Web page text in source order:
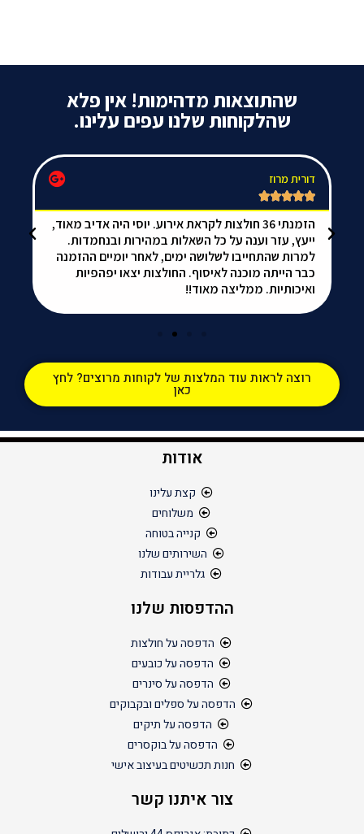
שהתוצאות מדהימות! אין פלא
שהלקוחות שלנו עפים עלינו.
דורית מרוז





הזמנתי 36 חולצות לקראת אירוע. יוסי היה אדיב מאוד,
ייעץ, עזר וענה על כל השאלות במהירות ובנחמדות.
למרות שהתחייבו לשלושה ימים, לאחר יומיים ההזמנה
כבר הייתה מוכנה לאיסוף. החולצות יצאו יפהפיות
ואיכותיות. ממליצה מאוד!!
רוצה לראות עוד המלצות של לקוחות מרוצים? לחץ
כאן
אודות
קצת עלינו
משלוחים
קנייה בטוחה
השירותים שלנו
גלריית עבודות
ההדפסות שלנו
הדפסה על חולצות
הדפסה על כובעים
הדפסה על סינרים
הדפסה על ספלים ובקבוקים
הדפסה על תיקים
הדפסה על בוקסרים
חנות תכשיטים בעיצוב אישי
צור איתנו קשר